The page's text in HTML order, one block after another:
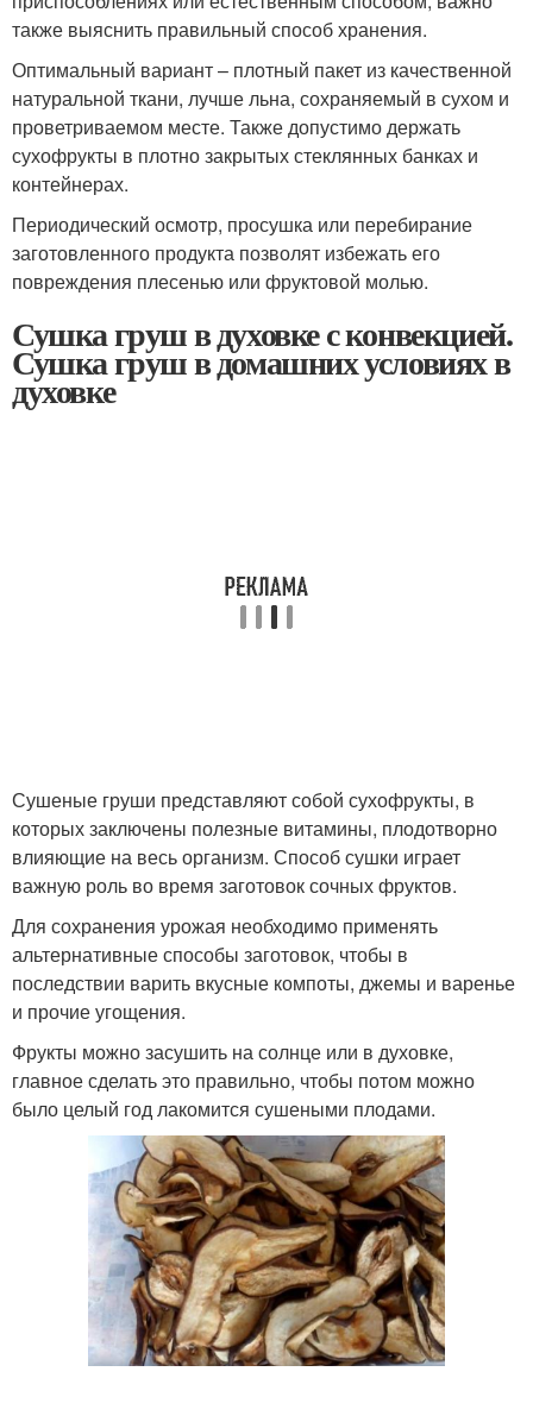
также выяснить правильный способ хранения.
Оптимальный вариант – плотный пакет из качественной
натуральной ткани, лучше льна, сохраняемый в сухом и
проветриваемом месте. Также допустимо держать
сухофрукты в плотно закрытых стеклянных банках и
контейнерах.
Периодический осмотр, просушка или перебирание
заготовленного продукта позволят избежать его
повреждения плесенью или фруктовой молью.
Сушка груш в духовке с конвекцией.
Сушка груш в домашних условиях в
духовке
Сушеные груши представляют собой сухофрукты, в
которых заключены полезные витамины, плодотворно
влияющие на весь организм. Способ сушки играет
важную роль во время заготовок сочных фруктов.
Для сохранения урожая необходимо применять
альтернативные способы заготовок, чтобы в
последствии варить вкусные компоты, джемы и варенье
и прочие угощения.
Фрукты можно засушить на солнце или в духовке,
главное сделать это правильно, чтобы потом можно
было целый год лакомится сушеными плодами.